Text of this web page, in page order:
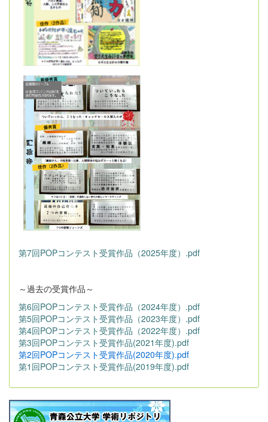
第7回POPコンテスト受賞作品（2025年度）.pdf
～過去の受賞作品～
第6回POPコンテスト受賞作品（2024年度）.pdf
第5回POPコンテスト受賞作品（2023年度）.pdf
第4回POPコンテスト受賞作品（2022年度）.pdf
第3回POPコンテスト受賞作品(2021年度).pdf
第2回POPコンテスト受賞作品(2020年度).pdf
第1回POPコンテスト受賞作品(2019年度).pdf